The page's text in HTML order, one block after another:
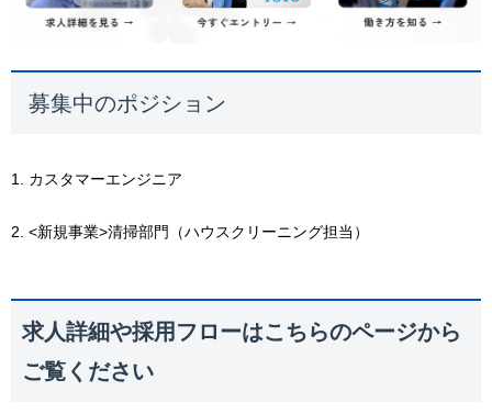
募集中のポジション
1. カスタマーエンジニア
2. <新規事業>清掃部門（ハウスクリーニング担当）
求人詳細や採用フローはこちらのページから
ご覧ください